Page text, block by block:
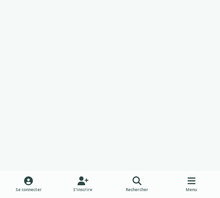
Se connecter S’inscrire Rechercher Menu